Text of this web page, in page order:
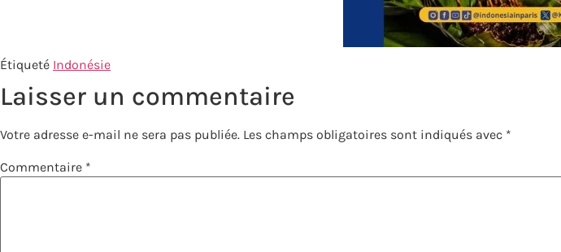
Étiqueté Indonésie
Laisser un commentaire
Votre adresse e-mail ne sera pas publiée. Les champs obligatoires sont indiqués avec *
Commentaire *